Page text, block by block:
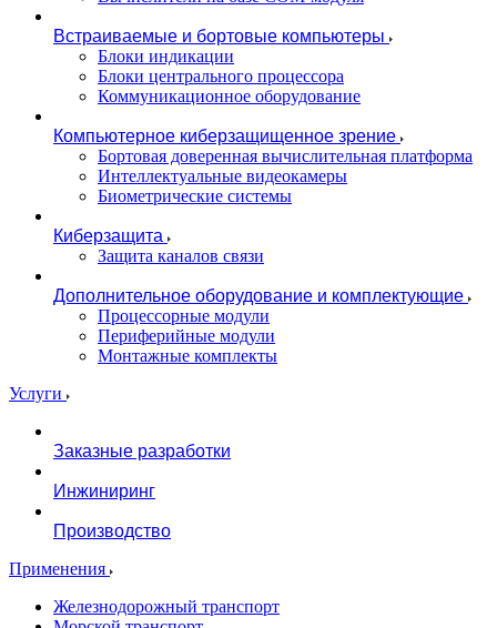
Встраиваемые и бортовые компьютеры
Блоки индикации
Блоки центрального процессора
Коммуникационное оборудование
Компьютерное киберзащищенное зрение
Бортовая доверенная вычислительная платформа
Интеллектуальные видеокамеры
Биометрические системы
Киберзащита
Защита каналов связи
Дополнительное оборудование и комплектующие
Процессорные модули
Периферийные модули
Монтажные комплекты
Услуги
Заказные разработки
Инжиниринг
Производство
Применения
Железнодорожный транспорт